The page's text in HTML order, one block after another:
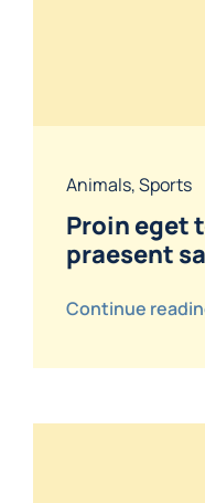
Animals,Sports
Proin eget
praesent
Continue